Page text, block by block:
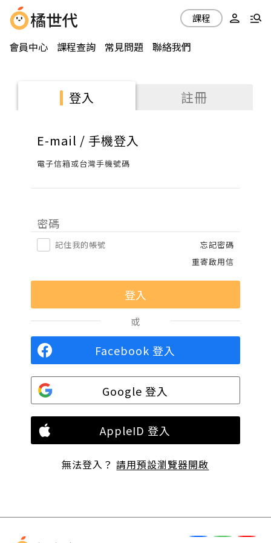
會員中心 課程查詢 常見問題 聯絡我們
課程
登入 註冊
E-mail / 手機登入
電子信箱或台灣手機號碼
密碼
記住我的帳號
忘記密碼
重寄啟用信
或
Facebook 登入
Google 登入
AppleID 登入
無法登入？請用預設瀏覽器開啟